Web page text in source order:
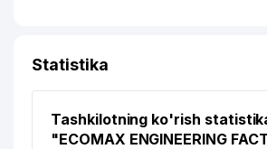
Statistika
Tashkilotning ko'rish
"ECOMAX ENGINEERING